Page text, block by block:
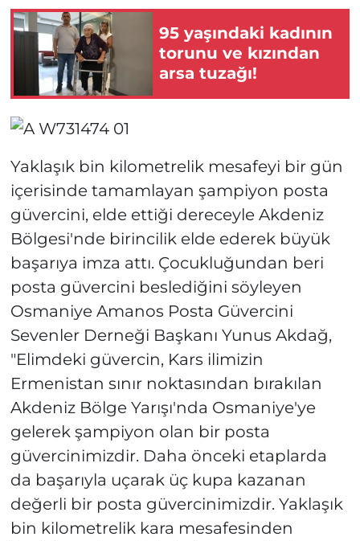
95 yaşındaki kadının
torunu ve kızından
arsa tuzağı!
Yaklaşık bin kilometrelik mesafeyi bir gün
içerisinde tamamlayan şampiyon posta
güvercini, elde ettiği dereceyle Akdeniz
Bölgesi'nde birincilik elde ederek büyük
başarıya imza attı. Çocukluğundan beri
posta güvercini beslediğini söyleyen
Osmaniye Amanos Posta Güvercini
Sevenler Derneği Başkanı Yunus Akdağ,
"Elimdeki güvercin, Kars ilimizin
Ermenistan sınır noktasından bırakılan
Akdeniz Bölge Yarışı'nda Osmaniye'ye
gelerek şampiyon olan bir posta
güvercinimizdir. Daha önceki etaplarda
da başarıyla uçarak üç kupa kazanan
değerli bir posta güvercinimizdir. Yaklaşık
bin kilometrelik kara mesafesinden